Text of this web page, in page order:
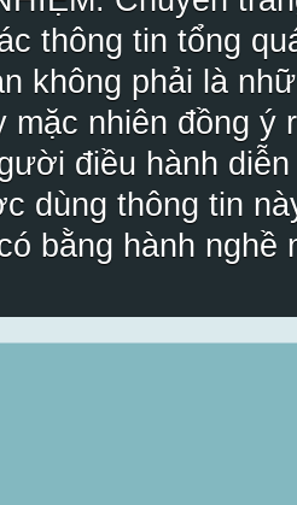
thông tin tổng
không phải là
mặc nhiên đồng ý
điều hành
dùng thông tin
bằng hành